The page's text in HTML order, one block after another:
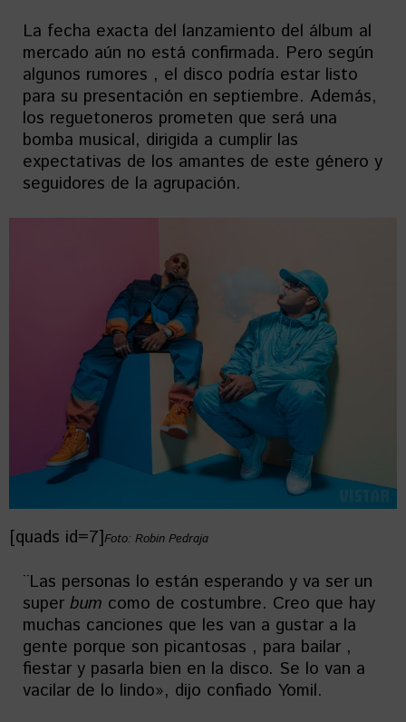
La fecha exacta del lanzamiento del álbum al
mercado aún no está confirmada. Pero según
algunos rumores , el disco podría estar listo
para su presentación en septiembre. Además,
los reguetoneros prometen que será una
bomba musical, dirigida a cumplir las
expectativas de los amantes de este género y
seguidores de la agrupación.
[quads id=7]Foto: Robin Pedraja
¨Las personas lo están esperando y va ser un
super bum como de costumbre. Creo que hay
muchas canciones que les van a gustar a la
gente porque son picantosas , para bailar ,
fiestar y pasarla bien en la disco. Se lo van a
vacilar de lo lindo», dijo confiado Yomil.